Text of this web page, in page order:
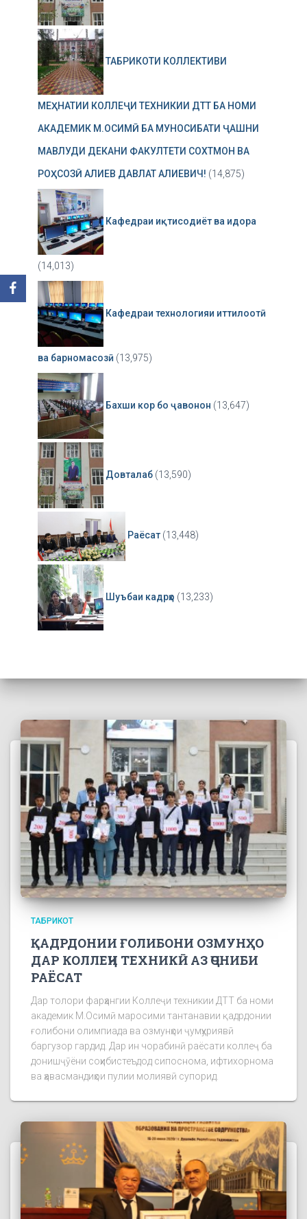
ТАБРИКОТИ КОЛЛЕКТИВИ
МЕҲНАТИИ КОЛЛЕҶИ ТЕХНИКИИ ДТТ БА НОМИ
АКАДЕМИК М.ОСИМӢ БА МУНОСИБАТИ ҶАШНИ
МАВЛУДИ ДЕКАНИ ФАКУЛТЕТИ СОХТМОН ВА
РОҲСОЗӢ АЛИЕВ ДАВЛАТ АЛИЕВИЧ! (14,875)
Кафедраи иқтисодиёт ва идора
(14,013)
Кафедраи технологияи иттилоотӣ
ва барномасозӣ (13,975)
Бахши кор бо ҷавонон (13,647)
Довталаб (13,590)
Раёсат (13,448)
Шуъбаи кадрҳо (13,233)
ТАБРИКОТ
ҚАДРДОНИИ ҒОЛИБОНИ ОЗМУНҲО
ДАР КОЛЛЕҶИ ТЕХНИКӢ АЗ ҶОНИБИ
РАЁСАТ
Дар толори фарҳангии Коллеҷи техникии ДТТ ба номи
академик М.Осимӣ маросими тантанавии қадрдонии
ғолибони олимпиада ва озмунҳои ҷумҳуриявӣ
баргузор гардид. Дар ин чорабинӣ раёсати коллеҷ ба
донишҷӯёни соҳибистеъдод сипоснома, ифтихорнома
ва ҳавасмандиҳои пулии молиявӣ супорид.